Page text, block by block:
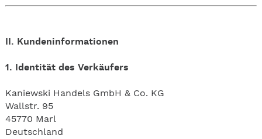
II. Kundeninformationen
1. Identität des Verkäufers
Kaniewski Handels GmbH & Co. KG
Wallstr. 95
45770 Marl
Deutschland